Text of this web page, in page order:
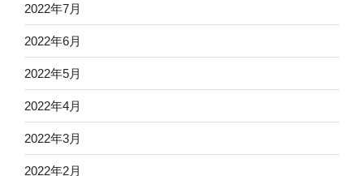
2022年7月
2022年6月
2022年5月
2022年4月
2022年3月
2022年2月